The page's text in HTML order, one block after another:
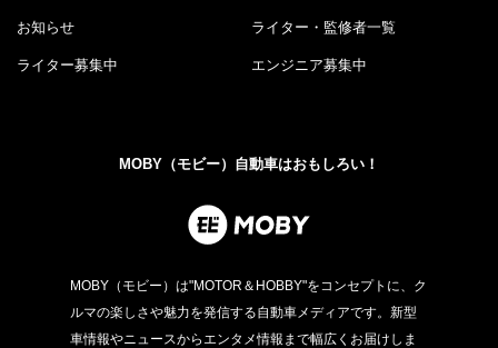
お知らせ ライター・監修者一覧
ライター募集中 エンジニア募集中
MOBY（モビー）自動車はおもしろい！
MOBY（モビー）は"MOTOR＆HOBBY"をコンセプトに、ク
ルマの楽しさや魅力を発信する自動車メディアです。新型
車情報やニュースからエンタメ情報まで幅広くお届けしま